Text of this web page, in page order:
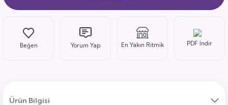
Yorum Yap En Yakın Ritmik PDF İndir
Ürün Bilgisi